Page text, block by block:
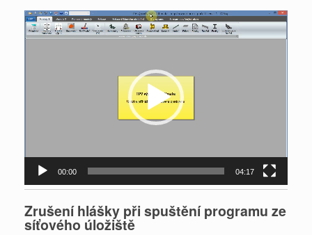
Video
přehrávač
00:00 04:17
Zrušení hlášky při spuštění programu ze
síťového úložiště